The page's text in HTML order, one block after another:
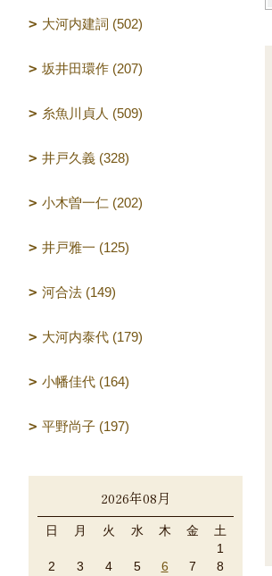
大河内建詞 (502)
坂井田環作 (207)
糸魚川貞人 (509)
井戸久義 (328)
小木曽一仁 (202)
井戸雅一 (125)
河合法 (149)
大河内泰代 (179)
小幡佳代 (164)
平野尚子 (197)
2026年08月
日 月 火 水 木 金
土
1
2
3 4 5 6 7
8